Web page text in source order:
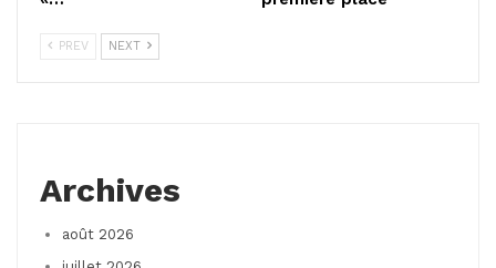
PREV NEXT
Archives
août 2026